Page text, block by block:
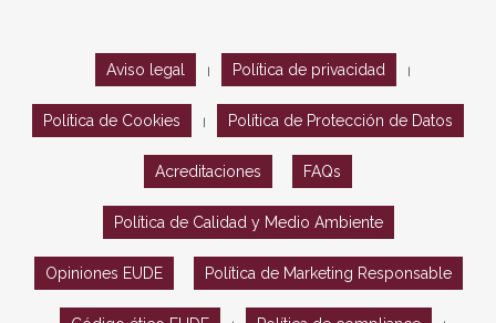
Aviso legal Política de privacidad
Política de Cookies Política de Protección de Datos
Acreditaciones FAQs
Política de Calidad y Medio Ambiente
Opiniones EUDE Política de Marketing Responsable